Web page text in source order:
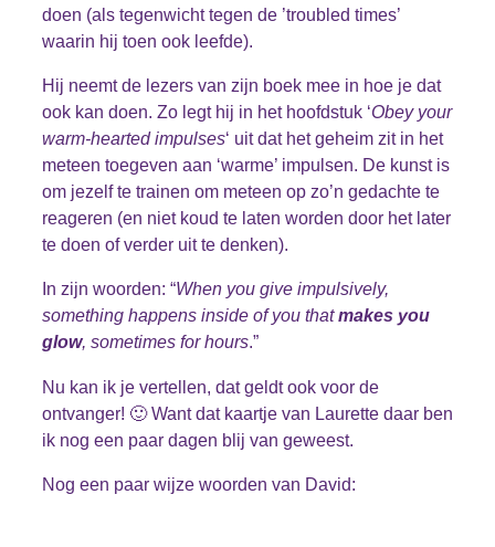
doen (als tegenwicht tegen de ’troubled times’
waarin hij toen ook leefde).
Hij neemt de lezers van zijn boek mee in hoe je dat
ook kan doen. Zo legt hij in het hoofdstuk ‘Obey your
warm-hearted impulses‘ uit dat het geheim zit in het
meteen toegeven aan ‘warme’ impulsen. De kunst is
om jezelf te trainen om meteen op zo’n gedachte te
reageren (en niet koud te laten worden door het later
te doen of verder uit te denken).
In zijn woorden: “When you give impulsively,
something happens inside of you thatmakes you
glow, sometimes for hours.”
Nu kan ik je vertellen, dat geldt ook voor de
ontvanger! 🙂 Want dat kaartje van Laurette daar ben
ik nog een paar dagen blij van geweest.
Nog een paar wijze woorden van David: